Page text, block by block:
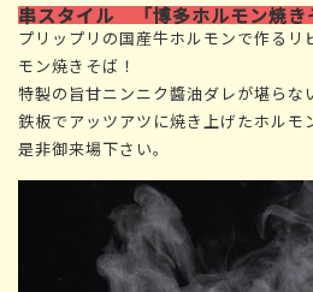
串スタイル 「博多ホルモン焼き
プリップリの国産牛ホルモンで作るリ
モン焼きそば！
特製の旨甘ニンニク醬油ダレが堪らな
鉄板でアッツアツに焼き上げたホルモ
是非御来場下さい。